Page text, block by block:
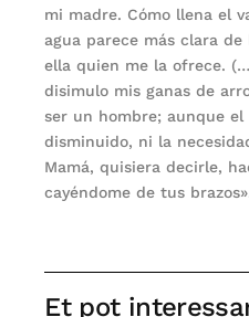
mi madre. Cómo llena el
agua parece más clara
ella quien me la ofrece.
disimulo mis ganas de
ser un hombre; aunque el
disminuido, ni la
Mamá, quisiera decirle,
cayéndome de tus
Et pot